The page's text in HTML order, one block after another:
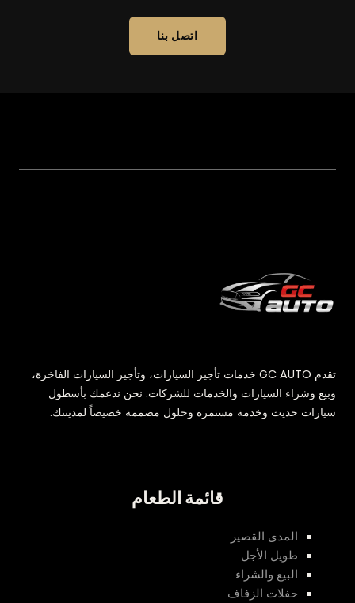
اتصل بنا
تقدم GC AUTO خدمات تأجير السيارات، وتأجير السيارات الفاخرة،
وبيع وشراء السيارات والخدمات للشركات. نحن ندعمك بأسطول
سيارات حديث وخدمة مستمرة وحلول مصممة خصيصاً لمدينتك.
قائمة الطعام
المدى القصير
طويل الأجل
البيع والشراء
حفلات الزفاف